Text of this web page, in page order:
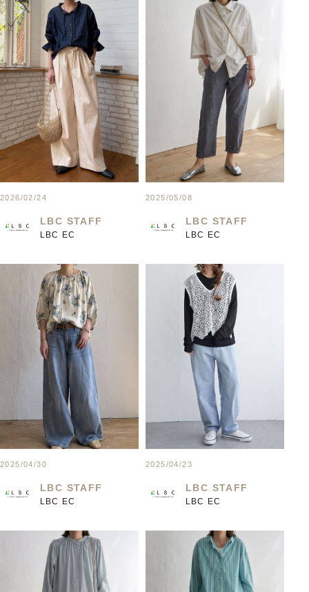
2026/02/24
LBC STAFF
LBC EC
2025/05/08
LBC STAFF
LBC EC
2025/04/30
LBC STAFF
LBC EC
2025/04/23
LBC STAFF
LBC EC